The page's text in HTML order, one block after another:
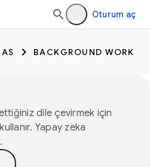
Oturum aç
BACKGROUND WORK
dile çevirmek için
Yapay zeka